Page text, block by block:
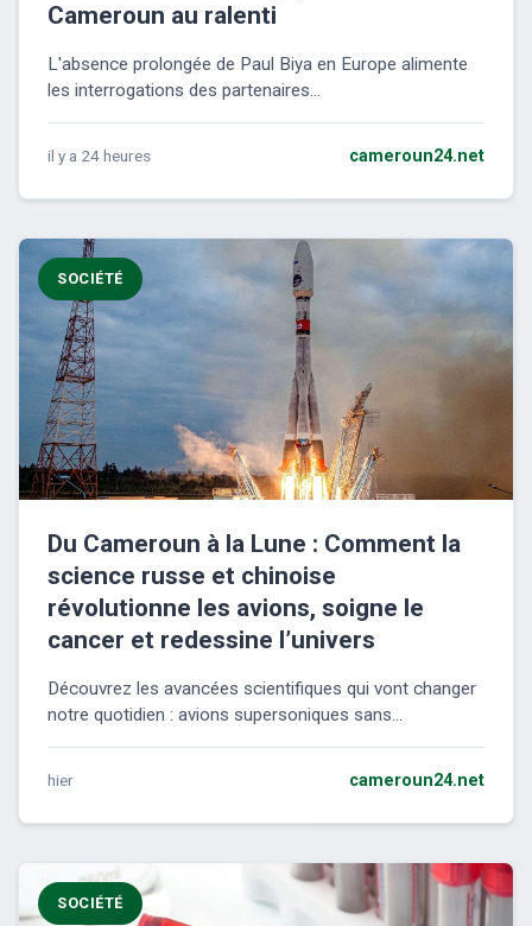
Cameroun au ralenti
L'absence prolongée de Paul Biya en Europe alimente
les interrogations des partenaires...
il y a 24 heures cameroun24.net
SOCIÉTÉ
Du Cameroun à la Lune : Comment la
science russe et chinoise
révolutionne les avions, soigne le
cancer et redessine l’univers
Découvrez les avancées scientifiques qui vont changer
notre quotidien : avions supersoniques sans...
hier cameroun24.net
SOCIÉTÉ